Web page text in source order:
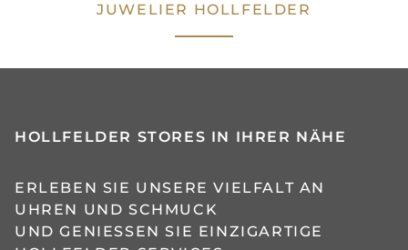
JUWELIER HOLLFELDER
HOLLFELDER STORES IN IHRER NÄHE
ERLEBEN SIE UNSERE VIELFALT AN
UHREN UND SCHMUCK
UND GENIESSEN SIE EINZIGARTIGE H